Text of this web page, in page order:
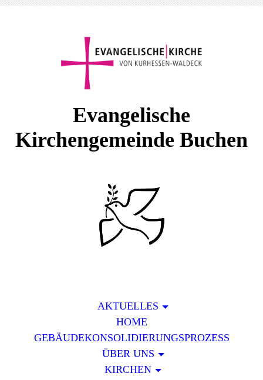
Evangelische
Kirchengemeinde Buchen
AKTUELLES
HOME
GEBÄUDEKONSOLIDIERUNGSPROZESS
ÜBER UNS
KIRCHEN